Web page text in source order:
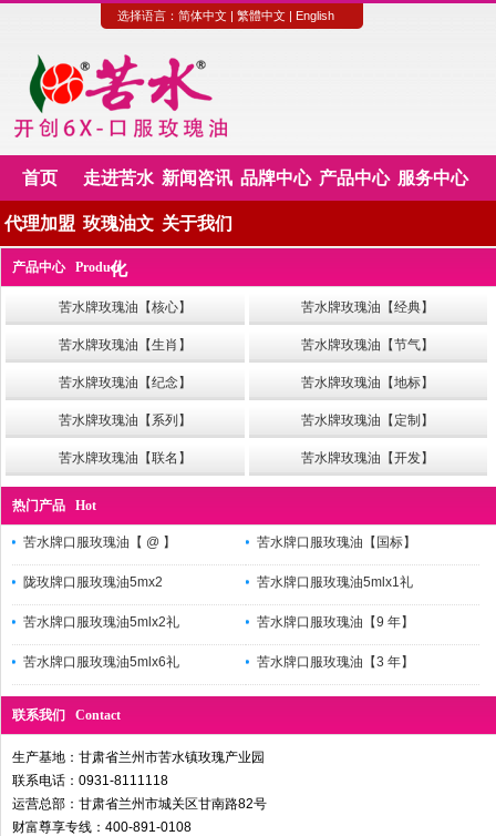
选择语言： 简体中文 | 繁體中文 | English
首页 走进苦水 新闻咨讯 品牌中心 产品中心 服务中心
代理加盟 玫瑰油文
化
关于我们
产品中心 Product
苦水牌玫瑰油【核心】 苦水牌玫瑰油【经典】
苦水牌玫瑰油【生肖】 苦水牌玫瑰油【节气】
苦水牌玫瑰油【纪念】 苦水牌玫瑰油【地标】
苦水牌玫瑰油【系列】 苦水牌玫瑰油【定制】
苦水牌玫瑰油【联名】 苦水牌玫瑰油【开发】
热门产品 Hot
苦水牌口服玫瑰油【 @ 】 苦水牌口服玫瑰油【国标】
陇玫牌口服玫瑰油5mx2 苦水牌口服玫瑰油5mlx1礼
苦水牌口服玫瑰油5mlx2礼 苦水牌口服玫瑰油【9 年】
苦水牌口服玫瑰油5mlx6礼 苦水牌口服玫瑰油【3 年】
联系我们 Contact
生产基地：甘肃省兰州市苦水镇玫瑰产业园
联系电话：0931-8111118
运营总部：甘肃省兰州市城关区甘南路82号
财富尊享专线：400-891-0108